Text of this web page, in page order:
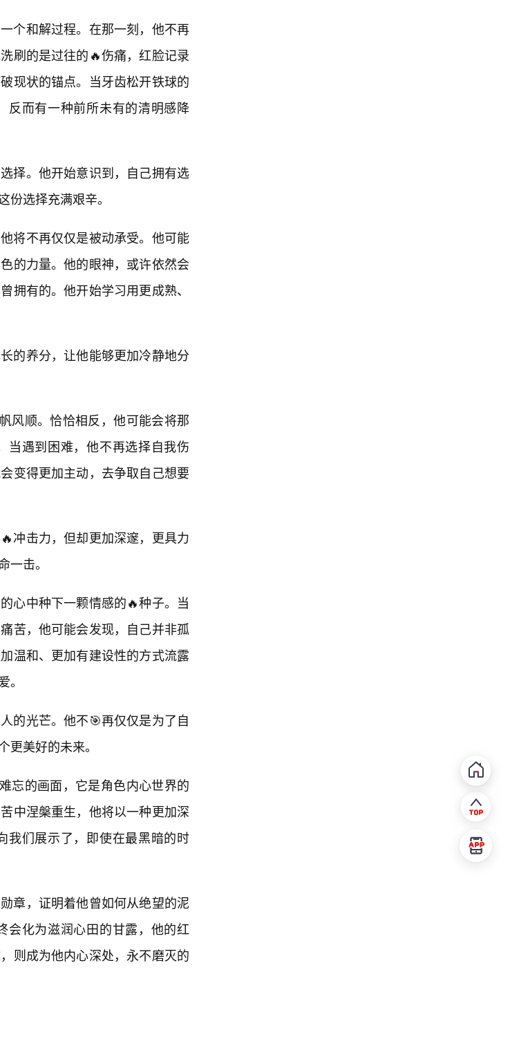
个和解过程。在那一刻，他不再
刷的是过往的🔥伤痛，红脸记录
现状的锚点。当牙齿松开铁球的
反而有一种前所未有的清明感降
择。他开始意识到，自己拥有选
选择充满艰辛。
将不再仅仅是被动承受。他可能
的力量。他的眼神，或许依然会
拥有的。他开始学习用更成熟、
的养分，让他能够更加冷静地分
风顺。恰恰相反，他可能会将那
当遇到困难，他不再选择自我伤
变得更加主动，去争取自己想要
冲击力，但却更加深邃，更具力
击。
心中种下一颗情感的🔥种子。当
苦，他可能会发现，自己并非孤
温和、更加有建设性的方式流露
的光芒。他不🎯再仅仅是为了自
美好的未来。
忘的画面，它是角色内心世界的
中涅槃重生，他将以一种更加深
我们展示了，即使在最黑暗的时
章，证明着他曾如何从绝望的泥
会化为滋润心田的甘露，他的红
则成为他内心深处，永不磨灭的